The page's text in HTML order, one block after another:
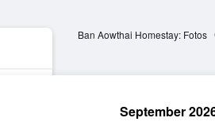
Ban Aowthai Homestay: Fotos
September